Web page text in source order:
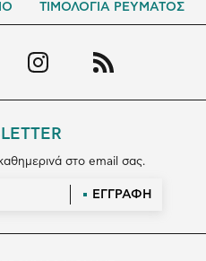
ΤΙΜΟΛΟΓΙΑ ΡΕΥΜΑΤΟΣ
καθημερινά στο email σας.
ΕΓΓΡΑΦΗ